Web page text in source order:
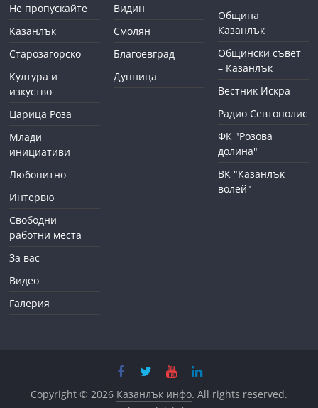
Не пропускайте
Казанлък
Старозагорско
Култура и
изкуство
Царица Роза
Млади
инициативи
Любопитно
Интервю
Свободни
работни места
За вас
Видео
Галерия
Видин
Смолян
Благоевград
Дупница
Община
Казанлък
Общински съвет
– Казанлък
Вестник Искра
Радио Севтополис
ФК "Розова
долина"
ВК "Казанлък
волей"
Copyright © 2026 Казанлък инфо. All rights reserved.